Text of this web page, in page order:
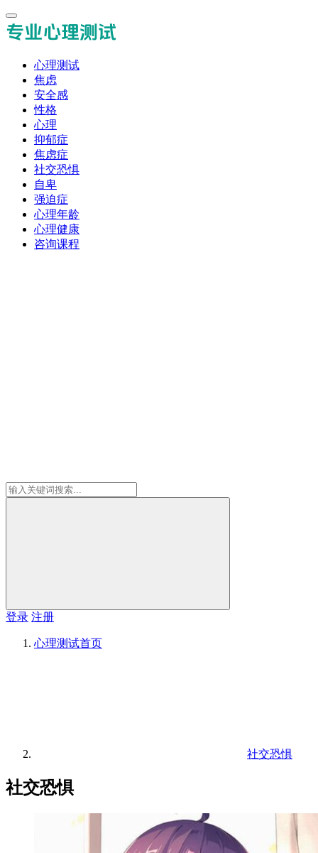
心理测试
焦虑
安全感
性格
心理
抑郁症
焦虑症
社交恐惧
自卑
强迫症
心理年龄
心理健康
咨询课程
登录 注册
心理测试首页
社交恐惧
社交恐惧